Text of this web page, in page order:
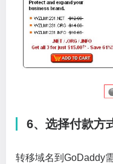
6、选择付款方
转移域名到GoDaddy